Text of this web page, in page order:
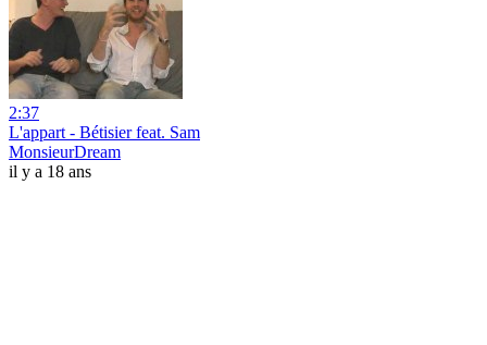
2:37
L'appart - Bétisier feat. Sam
MonsieurDream
il y a 18 ans